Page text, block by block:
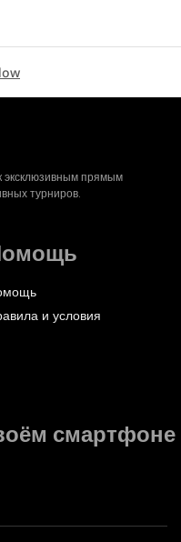
эксклюзивным прямым
турниров.
и условия
смартфоне